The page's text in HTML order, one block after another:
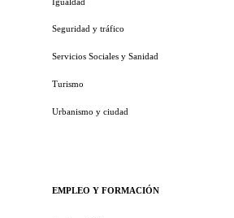
Seguridad y tráfico
Servicios Sociales y Sanidad
Turismo
Urbanismo y ciudad
EMPLEO Y FORMACIÓN